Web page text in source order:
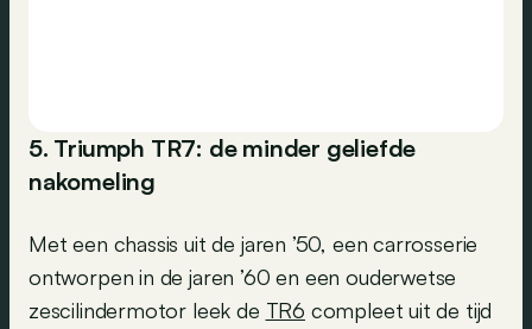
5. Triumph TR7: de minder geliefde
nakomeling
Met een chassis uit de jaren ’50, een carrosserie
ontworpen in de jaren ’60 en een ouderwetse
zescilindermotor leek de TR6 compleet uit de tijd